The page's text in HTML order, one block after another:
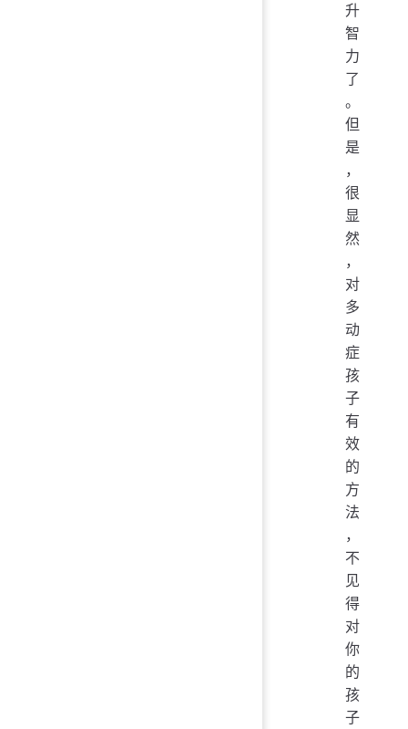
升
智
力
了
。
但
是
，
很
显
然
，
对
多
动
症
孩
子
有
效
的
方
法
，
不
见
得
对
你
的
孩
子